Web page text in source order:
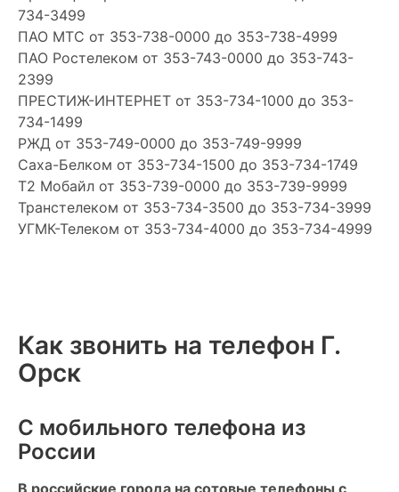
734-3499
ПАО МТС от 353-738-0000 до 353-738-4999
ПАО Ростелеком от 353-743-0000 до 353-743-
2399
ПРЕСТИЖ-ИНТЕРНЕТ от 353-734-1000 до 353-
734-1499
РЖД от 353-749-0000 до 353-749-9999
Саха-Белком от 353-734-1500 до 353-734-1749
Т2 Мобайл от 353-739-0000 до 353-739-9999
Транстелеком от 353-734-3500 до 353-734-3999
УГМК-Телеком от 353-734-4000 до 353-734-4999
Как звонить на телефон Г.
Орск
С мобильного телефона из
России